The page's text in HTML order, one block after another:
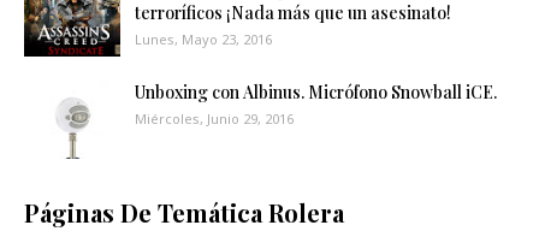
terroríficos ¡Nada más que un asesinato!
Lunes, Mayo 23, 2016
Unboxing con Albinus. Micrófono Snowball iCE.
Miércoles, Junio 29, 2016
Páginas De Temática Rolera